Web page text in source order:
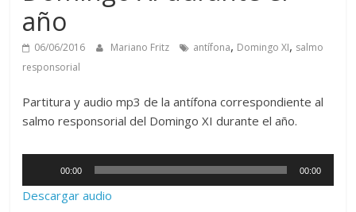
año
06/06/2016 Mariano Fritz antífona, Domingo XI, salmo
responsorial
Partitura y audio mp3 de la antífona correspondiente al
salmo responsorial del Domingo XI durante el año.
Reproductor
de
audio
00:00 00:00
Descargar audio